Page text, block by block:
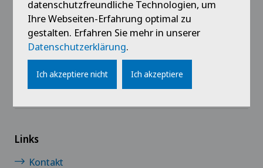
@Follow our news
Links
Kontakt
datenschutzfreundliche Technologien, um
Ihre Webseiten-Erfahrung optimal zu
gestalten. Erfahren Sie mehr in unserer
Datenschutzerklärung.
Ich akzeptiere nicht Ich akzeptiere